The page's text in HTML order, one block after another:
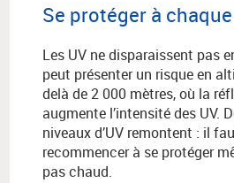
Se protéger à
Les UV ne disparaissent pas
peut présenter un risque en
delà de 2 000 mètres, où la
augmente l’intensité des UV.
niveaux d’UV remontent : il
recommencer à se protéger
pas chaud.